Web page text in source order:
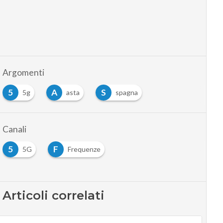
Argomenti
5
5g A asta S spagna
Canali
5
5G F Frequenze
Articoli correlati